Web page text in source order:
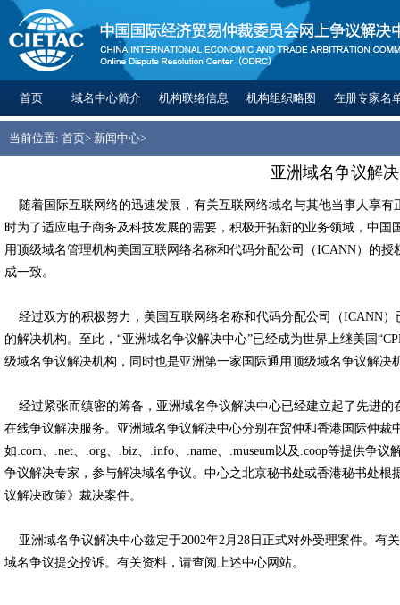
首页 域名中心简介 机构联络信息 机构组织略图 在册专家名
当前位置: 首页> 新闻中心>
亚洲域名争议解
随着国际互联网络的迅速发展，有关互联网络域名与其他当事人享
时为了适应电子商务及科技发展的需要，积极开拓新的业务领域，中
用顶级域名管理机构美国互联网络名称和代码分配公司（ICANN）的
成一致。
经过双方的积极努力，美国互联网络名称和代码分配公司（ICANN）
的解决机构。至此，“亚洲域名争议解决中心”已经成为世界上继美国
级域名争议解决机构，同时也是亚洲第一家国际通用顶级域名争议解决
经过紧张而缜密的筹备，亚洲域名争议解决中心已经建立起了先进的
在线争议解决服务。亚洲域名争议解决中心分别在贸仲和香港国际仲
如.com、.net、.org、.biz、.info、.name、.museum以及.coop等提供
争议解决专家，参与解决域名争议。中心之北京秘书处或香港秘书处
议解决政策》裁决案件。
亚洲域名争议解决中心兹定于2002年2月28日正式对外受理案件。有
域名争议提交投诉。有关资料，请查阅上述中心网站。